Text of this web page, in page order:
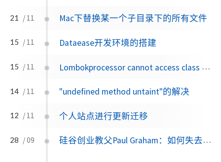
21 / 11 Mac下替换某一个子目录下的所有文件
15 / 11 Dataease开发环境的搭建
15 / 11 Lombokprocessor cannot access class JAvacProcessingEnvironment
14 / 11 "undefined method untaint"的解决
12 / 11 个人站点进行更新迁移
28 / 09 硅谷创业教父Paul Graham：如何失去时间和金钱？